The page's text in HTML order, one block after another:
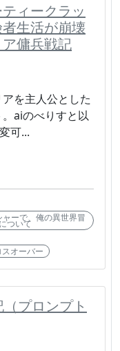
ィークラッ
生活が崩壊
傭兵戦記
を主人公とした
aiのべりすと以
可...
ーで、俺の異世界冒
ついて
スオーバー
プロンプト